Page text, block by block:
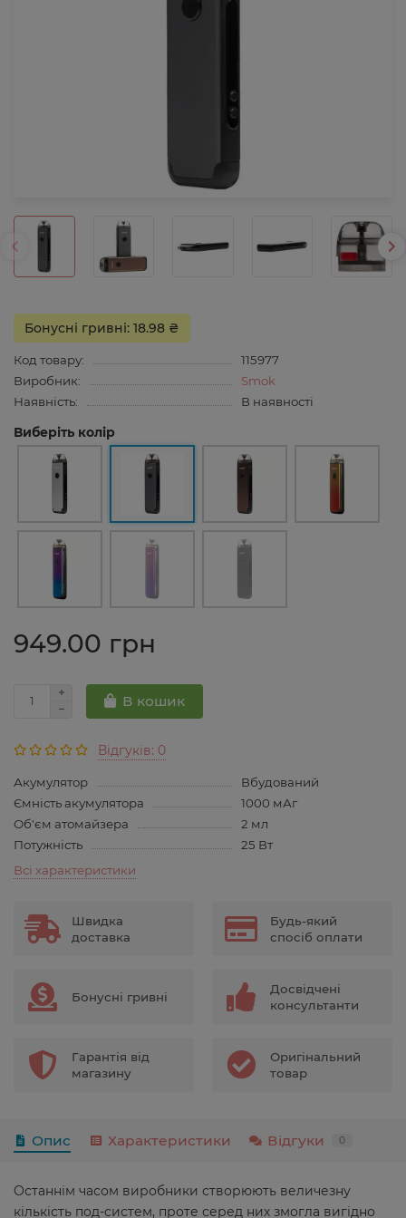
Бонусні гривні: 18.98 ₴
Код товару:
115977
Виробник:
Smok
Наявність:
В наявності
Виберіть колір
949.00 грн
В кошик
Відгуків: 0
Акумулятор
Вбудований
Ємність акумулятора
1000 мАг
Об'єм атомайзера
2 мл
Потужність
25 Вт
Всі характеристики
Швидка
доставка
Будь-який
спосіб оплати
Бонусні гривні
Досвідчені
консультанти
Гарантія від
магазину
Оригінальний
товар
Опис Характеристики Відгуки 0
Останнім часом виробники створюють величезну
кількість под-систем, проте серед них змогла вигідно